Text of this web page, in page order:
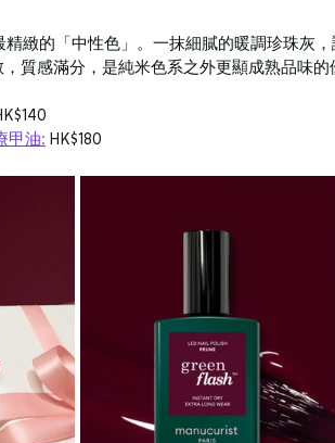
緻的「中性色」。一抹細膩的暖調珍珠灰
質感滿分，是純米色系之外更顯成熟品味的
甲油: HK$180